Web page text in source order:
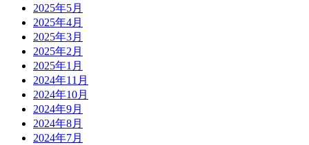
2025年5月
2025年4月
2025年3月
2025年2月
2025年1月
2024年11月
2024年10月
2024年9月
2024年8月
2024年7月